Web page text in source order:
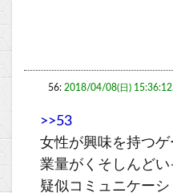
56: 2018/04/08(日)
>>53
女性が興味を持つ
業量がくそしんど
疑似コミュニケー